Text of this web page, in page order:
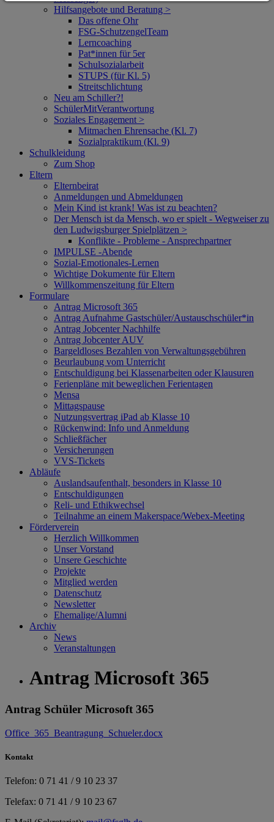
Hilfsangebote und Beratung >
Das offene Ohr
FSG-SchutzengelTeam
Lerncoaching
Pat*innen für 5er
Schulsozialarbeit
STUPS (für Kl. 5)
Streitschlichtung
Neu am Schiller?!
SchülerMitVerantwortung
Soziales Engagement >
Mitmachen Ehrensache (Kl. 7)
Sozialpraktikum (Kl. 9)
Schulkleidung
Zum Shop
Eltern
Elternbeirat
Anmeldungen und Abmeldungen
Mein Kind ist krank! Was ist zu beachten?
Der Mensch ist da Mensch, wo er spielt - Wegweiser zu
den Ludwigsburger Spielplätzen >
Konflikte - Probleme - Ansprechpartner
IMPULSE -Abende
Sozial-Emotionales-Lernen
Wichtige Dokumente für Eltern
Willkommenszeitung für Eltern
Formulare
Antrag Microsoft 365
Antrag Aufnahme Gastschüler/Austauschschüler*in
Antrag Jobcenter Nachhilfe
Antrag Jobcenter AUV
Bargeldloses Bezahlen von Verwaltungsgebühren
Beurlaubung vom Unterricht
Entschuldigung bei Klassenarbeiten oder Klausuren
Ferienpläne mit beweglichen Ferientagen
Mensa
Mittagspause
Nutzungsvertrag iPad ab Klasse 10
Rückenwind: Info und Anmeldung
Schließfächer
Versicherungen
VVS-Tickets
Abläufe
Auslandsaufenthalt, besonders in Klasse 10
Entschuldigungen
Reli- und Ethikwechsel
Teilnahme an einem Makerspace/Webex-Meeting
Förderverein
Herzlich Willkommen
Unser Vorstand
Unsere Geschichte
Projekte
Mitglied werden
Datenschutz
Newsletter
Ehemalige/Alumni
Archiv
News
Veranstaltungen
Antrag Microsoft 365
Antrag Schüler Microsoft 365
Office_365_Beantragung_Schueler.docx
Kontakt
Telefon: 0 71 41 / 9 10 23 37
Telefax: 0 71 41 / 9 10 23 67